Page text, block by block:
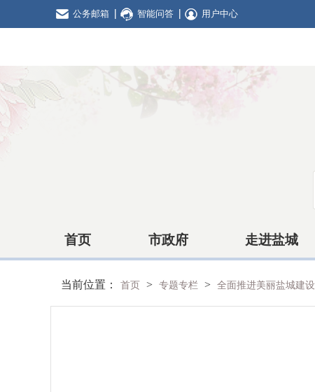
公务邮箱 智能问答 用户中心
首页 市政府 走进盐城
当前位置： 首页 > 专题专栏 > 全面推进美丽盐城建设